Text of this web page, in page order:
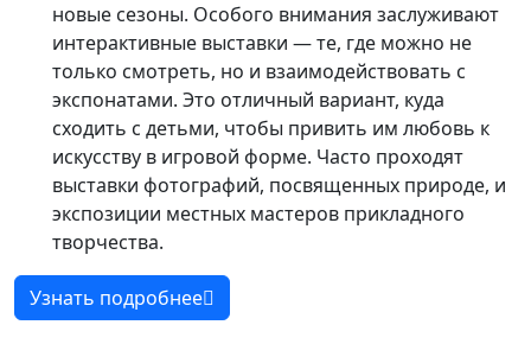
новые сезоны. Особого внимания заслуживают
интерактивные выставки — те, где можно не
только смотреть, но и взаимодействовать с
экспонатами. Это отличный вариант, куда
сходить с детьми, чтобы привить им любовь к
искусству в игровой форме. Часто проходят
выставки фотографий, посвященных природе, и
экспозиции местных мастеров прикладного
творчества.
Узнать подробнее